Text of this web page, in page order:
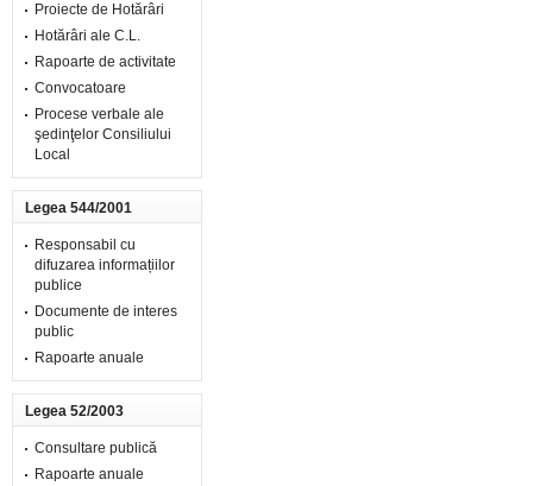
Proiecte de Hotărâri
Hotărâri ale C.L.
Rapoarte de activitate
Convocatoare
Procese verbale ale
şedinţelor Consiliului
Local
Legea 544/2001
Responsabil cu
difuzarea informațiilor
publice
Documente de interes
public
Rapoarte anuale
Legea 52/2003
Consultare publică
Rapoarte anuale